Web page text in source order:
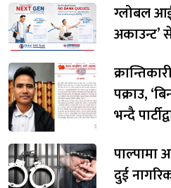
ग्लोबल
अकाउन्ट’
पक्राउ,
भन्दै
पाल्पामा
दुई